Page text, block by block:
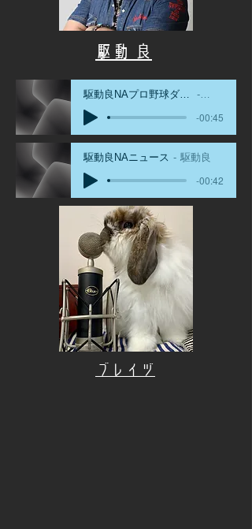
駆動 良
駆動良NAプロ野球ダイジェスト 駆動良
-00:45
駆動良NAニュース 駆動良
-00:42
​ブレイヅ